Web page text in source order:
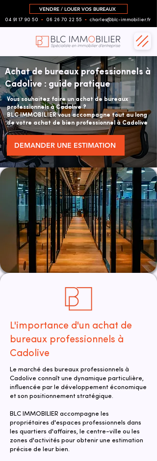
VENDRE / LOUER VOS BUREAUX
04 91 17 90 50 ▪︎ 06 26 70 22 55 ▪︎ charles@blc-immobilier.fr
Achat de bureaux professionnels à
Cadolive : guide pratique
Vous souhaitez faire un achat de bureaux
professionnels à Cadolive ?
BLC IMMOBILIER vous accompagne tout au long
de votre achat de bien professionnel à Cadolive
DEMANDER UNE ESTIMATION
L'importance d'un achat de
bureaux professionnels à
Cadolive
Le marché des bureaux professionnels à
Cadolive connaît une dynamique particulière,
influencée par le développement économique
et son positionnement stratégique.
BLC IMMOBILIER accompagne les
propriétaires d'espaces professionnels dans
les quartiers d'affaires, le centre-ville ou les
zones d'activités pour obtenir une estimation
précise de leur bien.